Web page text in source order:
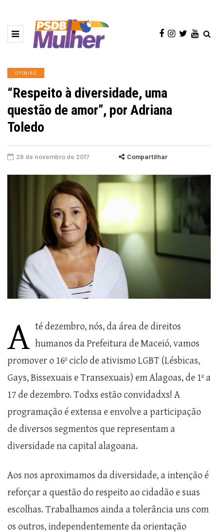
OPINIÃO
“Respeito à diversidade, uma
questão de amor”, por Adriana
Toledo
26 de novembro de 2017 Compartilhar
A té dezembro, nós, da área de direitos
humanos da Prefeitura de Maceió, vamos
promover o 16º ciclo de ativismo LGBT (Lésbicas,
Gays, Bissexuais e Transexuais) em Alagoas, de 1º a
17 de dezembro. Todxs estão convidadxs! A
programação é extensa e envolve a participação
de diversos segmentos que representam a
diversidade na capital alagoana.
Aos nos aproximamos da diversidade, a intenção é
reforçar a questão do respeito ao cidadão e suas
escolhas. Trabalhamos ainda a tolerância uns com
os outros, independentemente da orientação